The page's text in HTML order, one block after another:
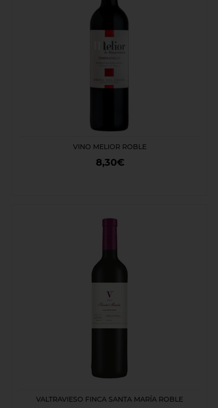
VINO MELIOR ROBLE
8,30€
VALTRAVIESO FINCA SANTA MARÍA ROBLE